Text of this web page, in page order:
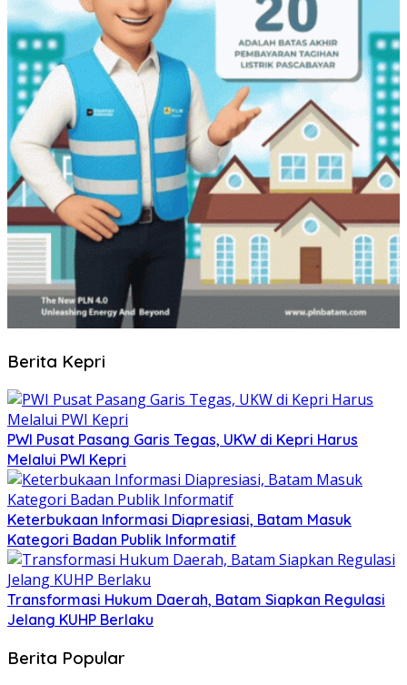
Berita Kepri
PWI Pusat Pasang Garis Tegas, UKW di Kepri Harus
Melalui PWI Kepri
Keterbukaan Informasi Diapresiasi, Batam Masuk
Kategori Badan Publik Informatif
Transformasi Hukum Daerah, Batam Siapkan Regulasi
Jelang KUHP Berlaku
Berita Popular